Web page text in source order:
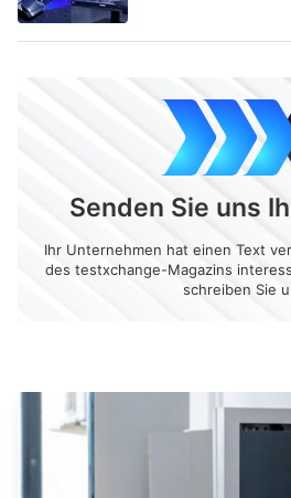
Senden Sie uns
Ihr Unternehmen hat einen Text
des testxchange-Magazins
schreiben Sie